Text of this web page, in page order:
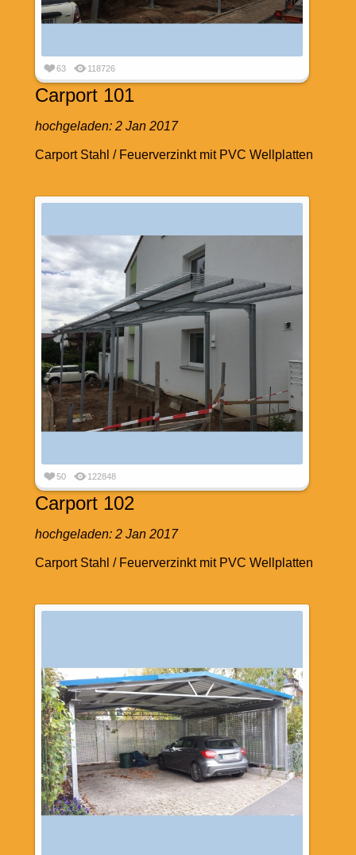
63 118726
Carport 101
hochgeladen: 2 Jan 2017
Carport Stahl / Feuerverzinkt mit PVC Wellplatten
50 122848
Carport 102
hochgeladen: 2 Jan 2017
Carport Stahl / Feuerverzinkt mit PVC Wellplatten